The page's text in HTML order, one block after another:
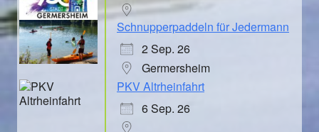
Schnupperpaddeln für Jedermann
2 Sep. 26
Germersheim
PKV Altrheinfahrt
6 Sep. 26